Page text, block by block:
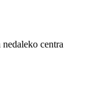
centra